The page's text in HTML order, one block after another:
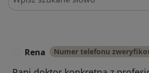
Rena Numer telefonu